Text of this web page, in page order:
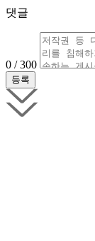
댓글
0 / 300